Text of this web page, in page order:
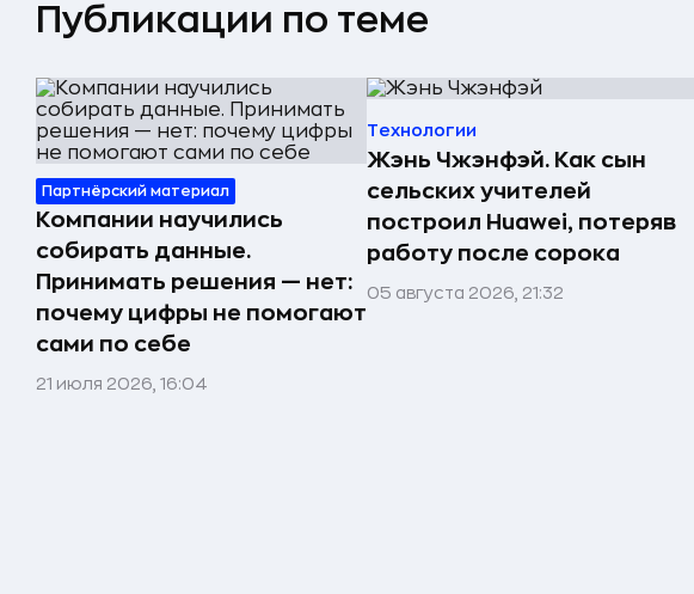
Публикации по теме
Партнёрский материал
Компании научились
собирать данные.
Принимать решения — нет:
почему цифры не помогают
сами по себе
21 июля 2026, 16:04
Технологии
Жэнь Чжэнфэй. Как сын
сельских учителей
построил Huawei, потеряв
работу после сорока
05 августа 2026, 21:32